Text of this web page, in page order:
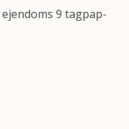
9 tagpap-